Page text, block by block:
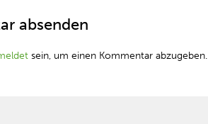
absenden
sein, um einen Kommentar abzugeben.